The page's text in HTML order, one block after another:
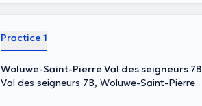
Practice 1
Woluwe-Saint-Pierre Val des seigneurs 7B
Val des seigneurs 7B, Woluwe-Saint-Pierre